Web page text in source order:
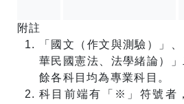
附註
「國文（作文與測驗）」
華民國憲法、法學緒論）
餘各科目均為專業科目。
科目前端有「※」符號者